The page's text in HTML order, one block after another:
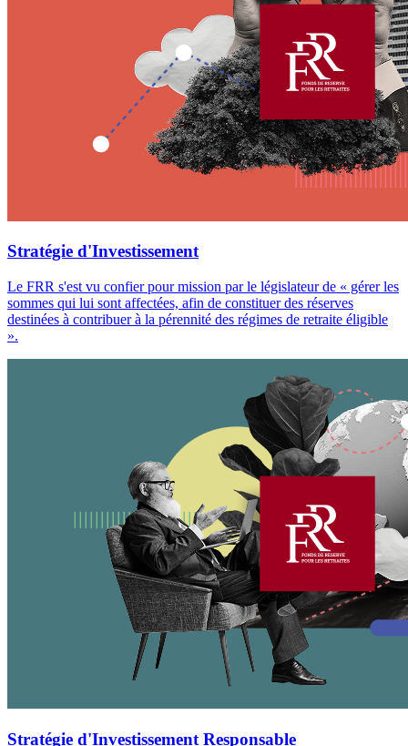
Stratégie d'Investissement
Le FRR s'est vu confier pour mission par le législateur de « gérer les
sommes qui lui sont affectées, afin de constituer des réserves
destinées à contribuer à la pérennité des régimes de retraite éligible
».
Stratégie d'Investissement Responsable